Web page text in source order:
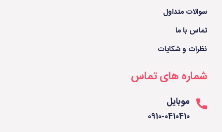
سوالات متداول
تماس با ما
نظرات و شکایات
شماره های تماس
موبایل
0910-0410410